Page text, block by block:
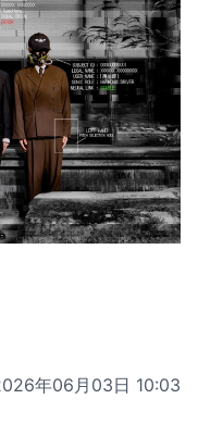
年06月03日 10:03